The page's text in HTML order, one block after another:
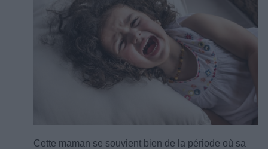
Cette maman se souvient bien de la période où sa